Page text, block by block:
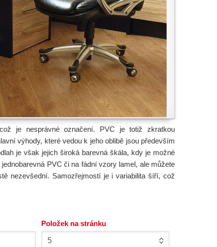
je nesprávné označení. PVC je totiž zkratkou
výhody, které vedou k jeho oblibě jsou především
je však jejich široká barevná škála, kdy je možné
PVC či na fádní vzory lamel, ale můžete
nezevšední. Samozřejmostí je i variabilita šíří, což
Položek na stránku
5